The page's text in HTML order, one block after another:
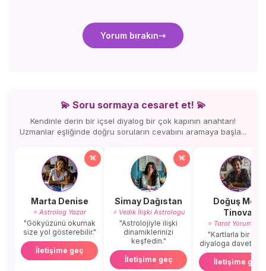
Yorum bırakın
💫 Soru sormaya cesaret et! 💫
Kendinle derin bir içsel diyalog bir çok kapının anahtarı!
Uzmanlar eşliğinde doğru soruların cevabını aramaya başla...
1€
Marta Denise
⭐ Astrolog Yazar
"Gökyüzünü okumak
size yol gösterebilir."
İletişime geç
1€
Simay Dağıstan
⭐ Vedik İlişki Astrologu
"Astrolojiyle ilişki
dinamiklerinizi
keşfedin."
İletişime geç
Doğuş Mert
Tinova
⭐ Tarot
"Kartlarla bir
diyaloga
İletişime geç